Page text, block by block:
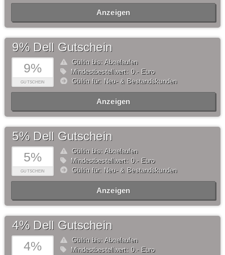
Anzeigen
9%
GUTSCHEIN
9% Dell Gutschein
Gültig bis: Abgelaufen
Mindestbestellwert: 0,- Euro
Gültig für: Neu- & Bestandskunden
Anzeigen
5%
GUTSCHEIN
5% Dell Gutschein
Gültig bis: Abgelaufen
Mindestbestellwert: 0,- Euro
Gültig für: Neu- & Bestandskunden
Anzeigen
4%
4% Dell Gutschein
Gültig bis: Abgelaufen
Mindestbestellwert: 0,- Euro